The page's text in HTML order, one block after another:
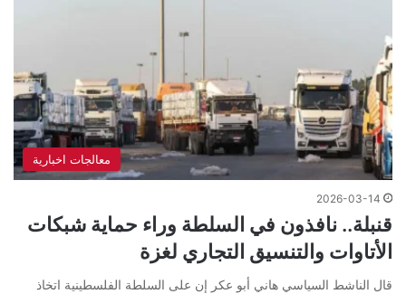
معالجات اخبارية
2026-03-14
قنبلة.. نافذون في السلطة وراء حماية شبكات
الأتاوات والتنسيق التجاري لغزة
قال الناشط السياسي هاني أبو عكر إن على السلطة الفلسطينية اتخاذ